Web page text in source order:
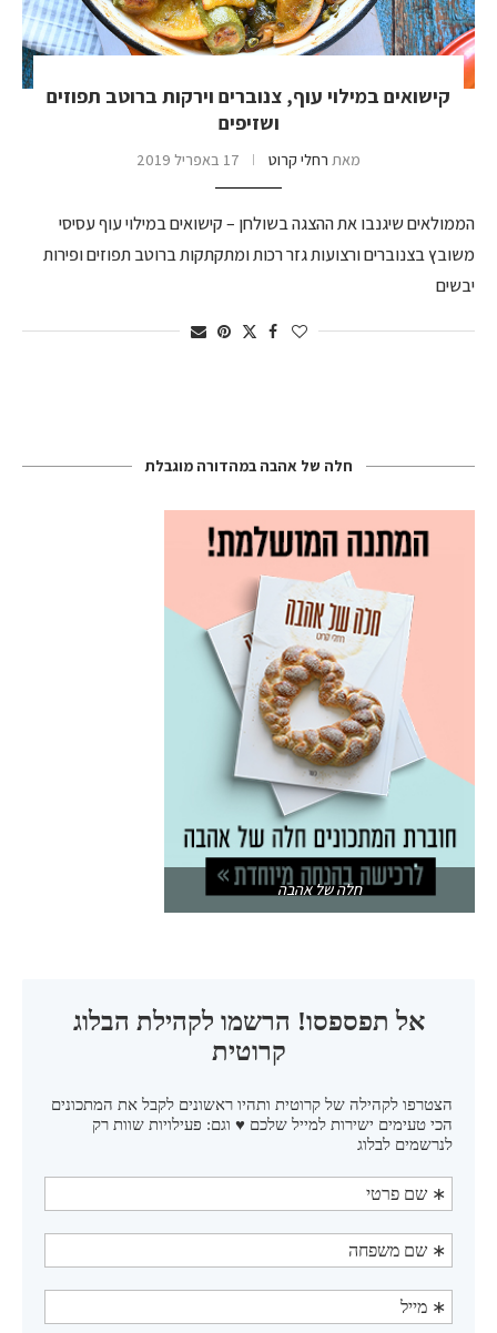
קישואים במילוי עוף, צנוברים וירקות ברוטב תפוזים
ושזיפים
מאת רחלי קרוט 17 באפריל 2019
הממולאים שיגנבו את ההצגה בשולחן – קישואים במילוי עוף עסיסי
משובץ בצנוברים ורצועות גזר רכות ומתקתקות ברוטב תפוזים ופירות
יבשים
חלה של אהבה במהדורה מוגבלת
חלה של אהבה